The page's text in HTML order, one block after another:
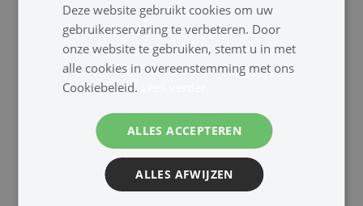
0.75 mm² 1.5 mm²
Deze website gebruikt cookies om uw
gebruikerservaring te verbeteren. Door
onze website te gebruiken, stemt u in met
alle cookies in overeenstemming met ons
Cookiebeleid.
ALLES ACCEPTEREN
ALLES AFWIJZEN